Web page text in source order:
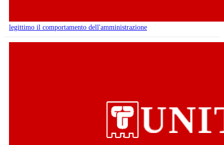
legittimo il comportamento dell'amministrazione